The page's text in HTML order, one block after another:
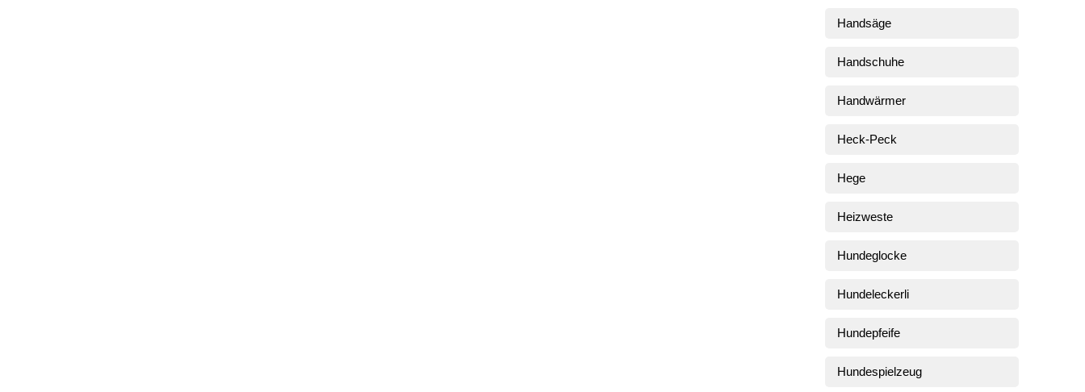
Handsäge
Handschuhe
Handwärmer
Heck-Peck
Hege
Heizweste
Hundeglocke
Hundeleckerli
Hundepfeife
Hundespielzeug